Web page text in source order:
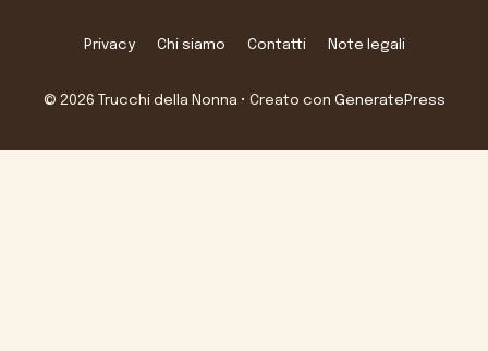
Privacy Chi siamo Contatti Note legali
© 2026 Trucchi della Nonna • Creato con GeneratePress